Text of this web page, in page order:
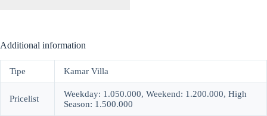
Additional information
Tipe Kamar Villa
Pricelist
Weekday: 1.050.000, Weekend: 1.200.000, High
Season: 1.500.000